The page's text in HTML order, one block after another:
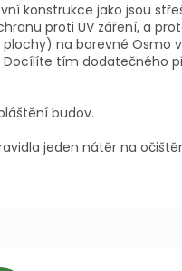
konstrukce jako jsou
proti UV záření, a
na barevné Osmo
Docílíte tím dodatečného
budov.
jeden nátěr na